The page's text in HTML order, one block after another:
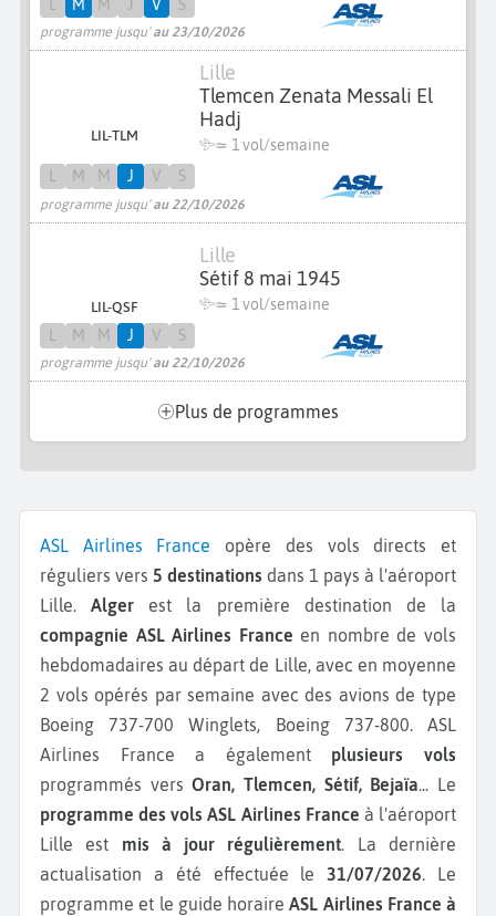
programme jusqu'au 23/10/2026
M M V S
LIL-TLM
Lille
Tlemcen Zenata Messali El
Hadj
≃ 1 vol/semaine
programme jusqu'au 22/10/2026
M M J V S
LIL-QSF
Lille
Sétif 8 mai 1945
≃ 1 vol/semaine
programme jusqu'au 22/10/2026
M M J V S
Plus de programmes
ASL Airlines France opère des vols directs et
réguliers vers 5 destinations dans 1 pays à l'aéroport
Lille.Alger est la première destination de la
compagnie ASL Airlines France en nombre de vols
hebdomadaires au départ de Lille, avec en moyenne
2 vols opérés par semaine avec des avions de type
Boeing 737-700 Winglets, Boeing 737-800. ASL
Airlines France a également plusieurs vols
programmés versOran, Tlemcen, Sétif, Bejaïa...
Le
programme des vols ASL Airlines France à l'aéroport
Lille est mis à jour régulièrement. La dernière
actualisation a été effectuée le31/07/2026. Le
programme et le guide horaireASL Airlines France à